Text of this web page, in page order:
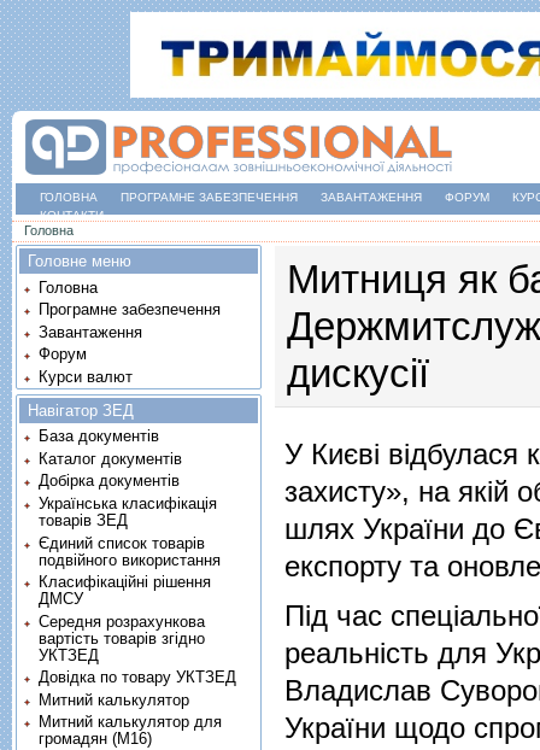
ГОЛОВНА ПРОГРАМНЕ ЗАБЕЗПЕЧЕННЯ ЗАВАНТАЖЕННЯ ФОРУМ
КОНТАКТИ
Ви є тут
Головна
Митниця як
дискусії
​У Києві відбулася
захисту», на якій
шлях України до
експорту та
Під час
реальність для
Владислав
України щодо
Головне меню
Головна
Програмне забезпечення
Завантаження
Форум
Курси валют
Навігатор ЗЕД
База документів
Каталог документів
Добірка документів
Українська класифікація
товарів ЗЕД
Єдиний список товарів
подвійного використання
Класифікаційні рішення
ДМСУ
Середня розрахункова
вартість товарів згідно
УКТЗЕД
Довідка по товару УКТЗЕД
Митний калькулятор
Митний калькулятор для
громадян (М16)